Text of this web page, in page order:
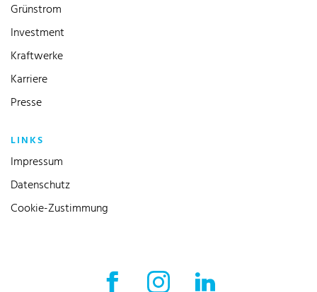
Grünstrom
Investment
Kraftwerke
Karriere
Presse
LINKS
Impressum
Datenschutz
Cookie-Zustimmung
Facebook Externer Link
Instagram Externer Link